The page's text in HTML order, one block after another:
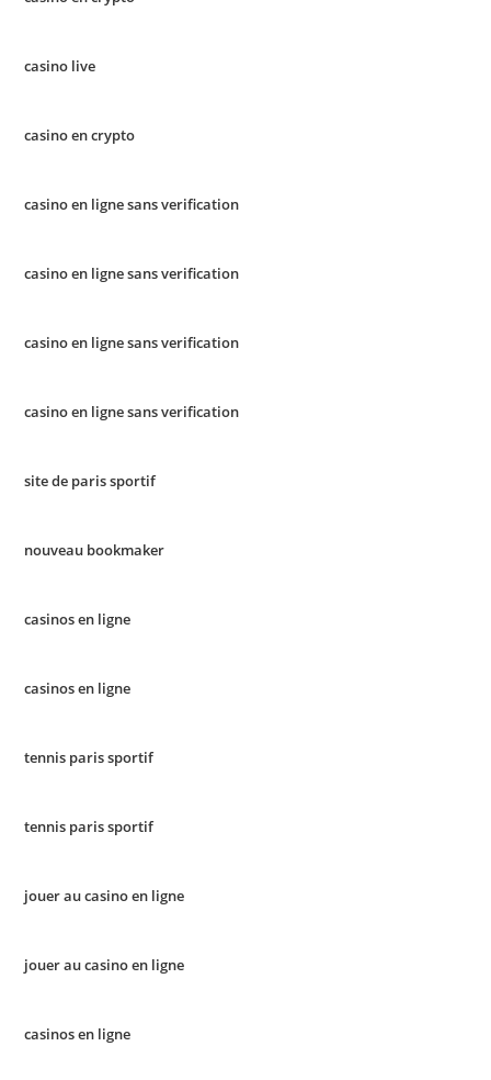
casino live
casino en crypto
casino en ligne sans verification
casino en ligne sans verification
casino en ligne sans verification
casino en ligne sans verification
site de paris sportif
nouveau bookmaker
casinos en ligne
casinos en ligne
tennis paris sportif
tennis paris sportif
jouer au casino en ligne
jouer au casino en ligne
casinos en ligne